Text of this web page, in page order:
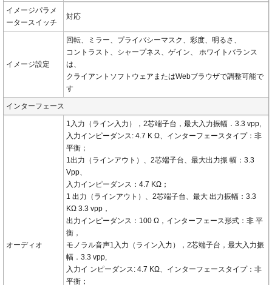
イメージパラメ
ータースイッチ
対応
イメージ設定
回転、ミラー、プライバシーマスク、彩度、明るさ、
コントラスト、シャープネス、ゲイン、 ホワイトバランス
は、
クライアントソフトウェアまたはWebブラウザで調整可能で
す
インターフェース
オーディオ
1入力（ライン入力），2芯端子台，最大入力振幅．3.3 vpp,
入力インピーダンス: 4.7 K Ω、インターフェースタイプ：非
平衡；
1出力（ラインアウト）、2芯端子台、最大出力振 幅：3.3
Vpp、
入力インピーダンス：4.7 KΩ；
1 出力（ラインアウト）、2芯端子台、最大 出力振幅：3.3
KΩ 3.3 vpp，
出力インピーダンス：100 Ω，インターフェース形式：非 平
衡，
モノラル音声1入力（ライン入力），2芯端子台，最大入力振
幅．3.3 vpp,
入力イ ンピーダンス: 4.7 KΩ、インターフェースタイプ：非
平衡；